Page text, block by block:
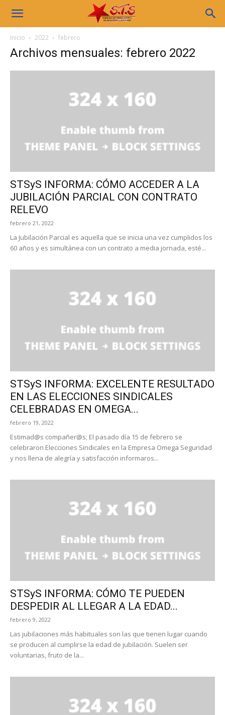
Sindicato
STS
Inicio 2022 febrero
Archivos mensuales: febrero 2022
STSyS INFORMA: CÓMO ACCEDER A LA
JUBILACIÓN PARCIAL CON CONTRATO
RELEVO
febrero 21, 2022
La Jubilación Parcial es aquella que se inicia una vez cumplidos los
60 años y es simultánea con un contrato a media jornada, esté...
STSyS INFORMA: EXCELENTE RESULTADO
EN LAS ELECCIONES SINDICALES
CELEBRADAS EN OMEGA...
febrero 19, 2022
Estimad@s compañer@s; El pasado día 15 de febrero se
celebraron Elecciones Sindicales en la Empresa Omega Seguridad
y nos llena de alegría y satisfacción informaros...
STSyS INFORMA: CÓMO TE PUEDEN
DESPEDIR AL LLEGAR A LA EDAD...
febrero 9, 2022
Las jubilaciones más habituales son las que tienen lugar cuando
se producen al cumplirse la edad de jubilación. Suelen ser
voluntarias, fruto de la...